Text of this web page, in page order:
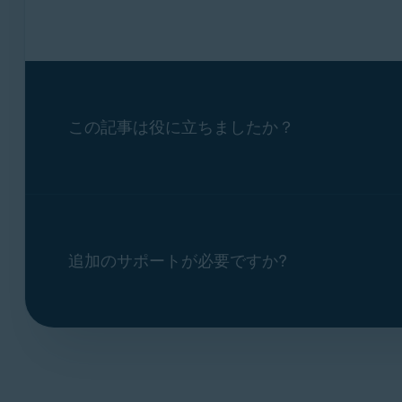
この記事は役に立ちましたか？
追加のサポートが必要ですか?